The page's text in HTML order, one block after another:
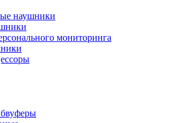
наушники
мониторинга